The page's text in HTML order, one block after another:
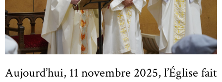
Aujourd’hui, 11 novembre 2025, l’Église fait